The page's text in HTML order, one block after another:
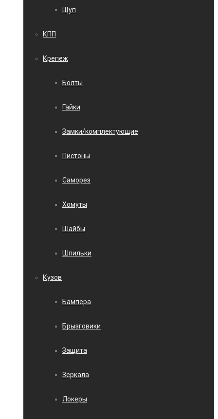
Щуп
КПП
Крепеж
Болты
Гайки
Замки/комплектующие
Пистоны
Саморез
Хомуты
Шайбы
Шпильки
Кузов
Бампера
Брызговики
Защита
Зеркала
Локеры